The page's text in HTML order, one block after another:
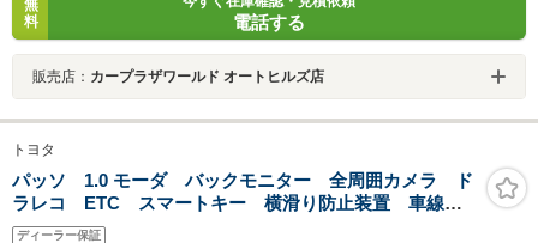
無
料
電話する
販売店： カープラザワールド オートヒルズ店
トヨタ
パッソ 1.0 モーダ バックモニター 全周囲カメラ ド
ラレコ ETC スマートキー 横滑り防止装置 車線逸
脱警報 衝突被害軽減ブレーキ
ディーラー保証